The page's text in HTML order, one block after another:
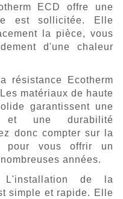
ECD offre une
est sollicitée. Elle
la pièce, vous
d'une chaleur
résistance Ecotherm
matériaux de haute
garantissent une
et une durabilité
donc compter sur la
pour vous offrir un
années.
de la
simple et rapide. Elle